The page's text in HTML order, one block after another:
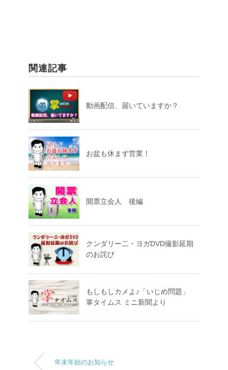
関連記事
動画配信、届いていますか？
お盆も休まず営業！
開票立会人 後編
クンダリー二・ヨガDVD撮影延期
のお詫び
もしもしカメよ♪「いじめ問題」
掌タイムス ミニ新聞より
年末年始のお知らせ